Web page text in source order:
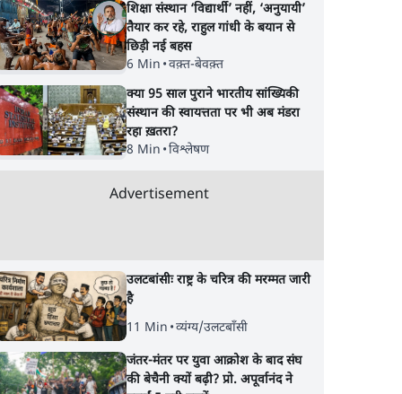
से
का
सुखबीर बादल और पीएम
मोदी मिले, पंजाब चुनाव से
गठबंधन की अटकलें तेज
शिक्षा संस्थान ‘विद्यार्थी’ नहीं, ‘अनुयायी’
तैयार कर रहे, राहुल गांधी के बयान से
छिड़ी नई बहस
6 Min •वक़्त-बेवक़्त
क्या 95 साल पुराने भारतीय सांख्यिकी
संस्थान की स्वायत्तता पर भी अब मंडरा
रहा ख़तरा?
8 Min •विश्लेषण
Advertisement
उलटबांसीः राष्ट्र के चरित्र की मरम्मत जारी
है
11 Min •व्यंग्य/उलटबाँसी
जंतर-मंतर पर युवा आक्रोश के बाद संघ
की बेचैनी क्यों बढ़ी? प्रो. अपूर्वानंद ने